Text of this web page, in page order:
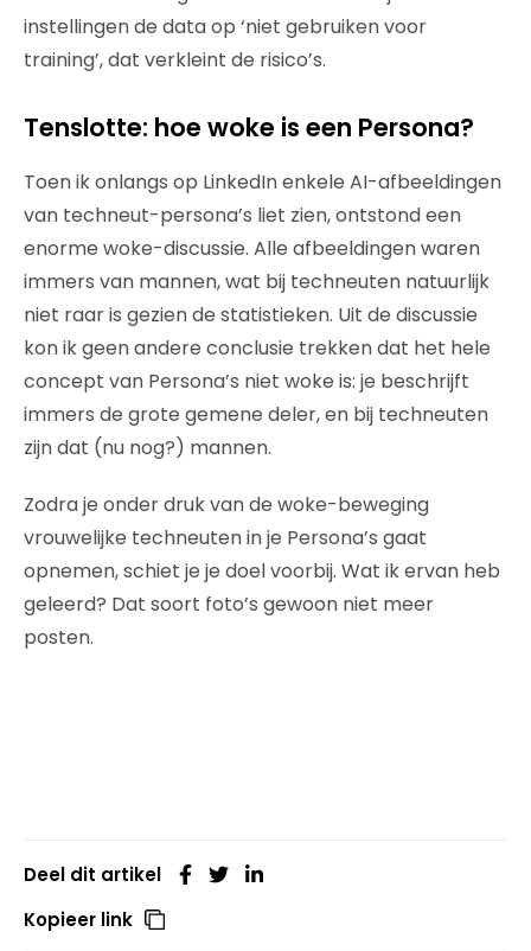
instellingen de data op ‘niet gebruiken voor
training’, dat verkleint de risico’s.
Tenslotte: hoe woke is een Persona?
Toen ik onlangs op LinkedIn enkele AI-afbeeldingen
van techneut-persona’s liet zien, ontstond een
enorme woke-discussie. Alle afbeeldingen waren
immers van mannen, wat bij techneuten natuurlijk
niet raar is gezien de statistieken. Uit de discussie
kon ik geen andere conclusie trekken dat het hele
concept van Persona’s niet woke is: je beschrijft
immers de grote gemene deler, en bij techneuten
zijn dat (nu nog?) mannen.
Zodra je onder druk van de woke-beweging
vrouwelijke techneuten in je Persona’s gaat
opnemen, schiet je je doel voorbij. Wat ik ervan heb
geleerd? Dat soort foto’s gewoon niet meer
posten.
Deel dit artikel
Kopieer link